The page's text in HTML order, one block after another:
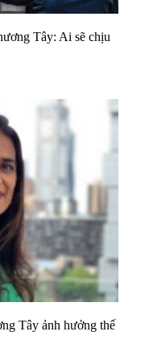
Tây: Ai sẽ chịu
Tây ảnh hưởng thế